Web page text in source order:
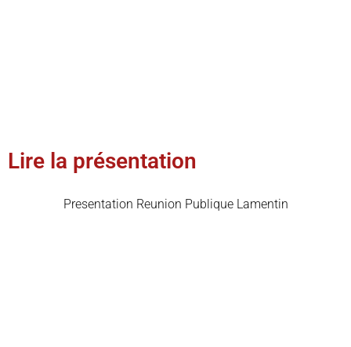
Lire la présentation
Presentation Reunion Publique Lamentin